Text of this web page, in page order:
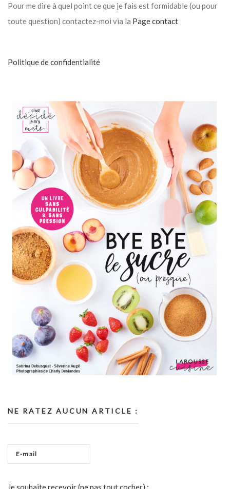
Pour me dire à quel point ce que je fais est formidable (ou pour
toute question) contactez-moi via la Page contact
Politique de confidentialité
NE RATEZ AUCUN ARTICLE :
Je souhaite recevoir (ne pas tout cocher) :